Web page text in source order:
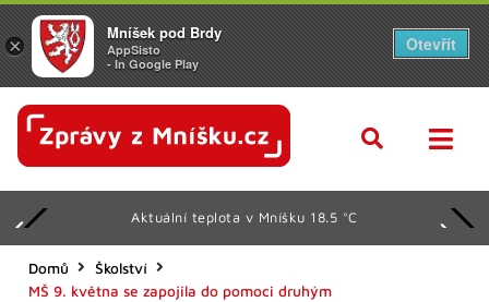
v Mníšku 18.5 °C
Domů
Školství
MŠ 9. května se zapojila do pomoci druhým
×
Mníšek pod Brdy
AppSisto
- In Google Play
Otevřít